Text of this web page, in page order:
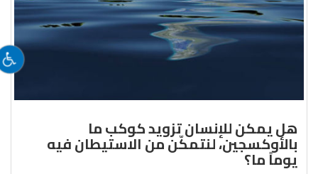
هل يمكن للإنسان تزويد كوكب ما
بالأوكسجين، لنتمكّن من الاستيطان فيه
يوماً ما؟